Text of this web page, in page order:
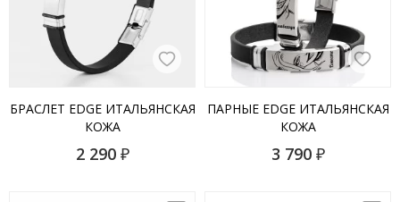
БРАСЛЕТ EDGE ИТАЛЬЯНСКАЯ
КОЖА
2 290 ₽
ПАРНЫЕ EDGE ИТАЛЬЯНСКАЯ
КОЖА
3 790 ₽